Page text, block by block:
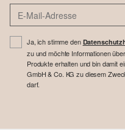
Ja, ich stimme den
zu und möchte Informationen
Produkte erhalten und bin damit
GmbH & Co. KG zu diesem
darf.